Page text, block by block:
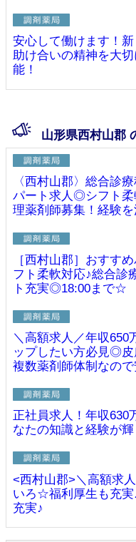
安心して働けます！
助け合いの精神を大
能！
山形県西村山郡
〈西村山郡〉総合診
パート求人◎シフト
理薬剤師募集！経験
［西村山郡］おすす
フト柔軟対応♪総合診
ト充実◎18:00まで☆
＼高額求人／年収650
ップしたい方必見◎皮
複数薬剤師体制なの
正社員求人！年収
なたの知識と経験が
<西村山郡>＼高額求
いろ☆福利厚生も充実
充実♪